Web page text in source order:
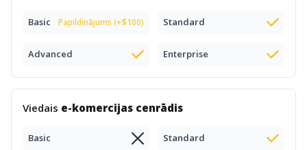
Basic Papildinājums (+$100) Standard
Advanced Enterprise
Viedais e-komercijas cenrādis
Basic Standard